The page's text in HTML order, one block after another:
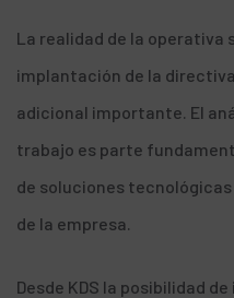
La realidad de la operativa
implantación de la
adicional importante. El
trabajo es parte
de soluciones tecnológicas
de la empresa.
Desde KDS la posibilidad